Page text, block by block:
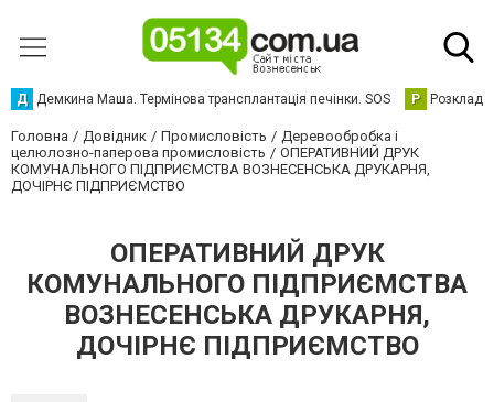
Д Демкина Маша. Термінова трансплантація печінки. SOS Р Розклад
Головна Довідник Промисловість
Деревообробка і
целюлозно-паперова промисловість
ОПЕРАТИВНИЙ ДРУК
КОМУНАЛЬНОГО ПІДПРИЄМСТВА ВОЗНЕСЕНСЬКА ДРУКАРНЯ,
ДОЧІРНЄ ПІДПРИЄМСТВО
ОПЕРАТИВНИЙ ДРУК
КОМУНАЛЬНОГО ПІДПРИЄМСТВА
ВОЗНЕСЕНСЬКА ДРУКАРНЯ,
ДОЧІРНЄ ПІДПРИЄМСТВО